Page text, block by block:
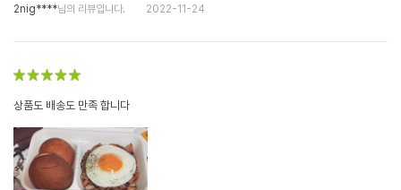
2nig****님의 리뷰입니다. 2022-11-24
상품도 배송도 만족 합니다